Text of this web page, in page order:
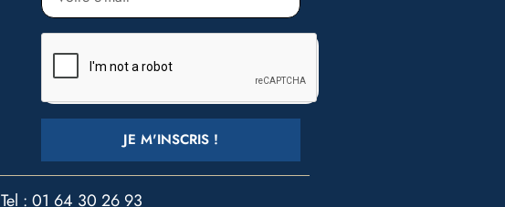
JE M'INSCRIS !
Tel : 01 64 30 26 93